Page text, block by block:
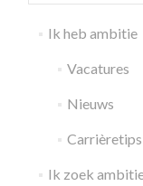
Ik heb ambitie
Vacatures
Nieuws
Carrièretips
Ik zoek